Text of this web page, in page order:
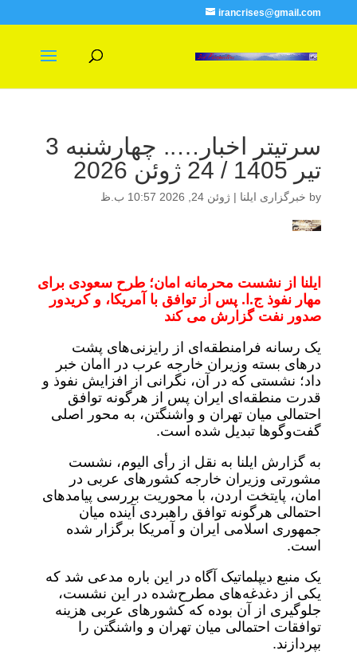
irancrises@gmail.com
سرتیتر اخبار….. چهارشنبه 3
تیر 1405 / 24 ژوئن 2026
by خبرگزاری ایلنا | ژوئن 24, 2026 10:57 ب.ظ
ایلنا از نشست محرمانه امان؛ طرح سعودی برای
مهار نفوذ ج.ا. پس از توافق با آمریکا، و کریدور
صدور نفت گزارش می کند
یک رسانه فرامنطقه‌ای از رایزنی‌های پشت
درهای بسته وزیران خارجه عرب در اامان خبر
داد؛ نشستی که در آن، نگرانی از افزایش نفوذ و
قدرت منطقه‌ای ایران پس از هرگونه توافق
احتمالی میان تهران و واشنگتن، به محور اصلی
گفت‌وگوها تبدیل شده است.
به گزارش ایلنا به نقل از رأی الیوم، نشست
مشورتی وزیران خارجه کشورهای عربی در
امان، پایتخت اردن، با محوریت بررسی پیامدهای
احتمالی هرگونه توافق راهبردی آینده میان
جمهوری اسلامی ایران و آمریکا برگزار شده
است.
یک منبع دیپلماتیک آگاه در این باره مدعی شد که
یکی از دغدغه‌های مطرح‌شده در این نشست،
جلوگیری از آن بوده که کشورهای عربی هزینه
توافقات احتمالی میان تهران و واشنگتن را
بپردازند.